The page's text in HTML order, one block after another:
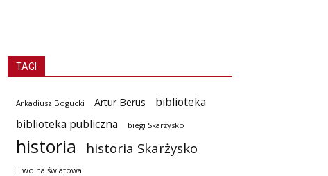
TAGI
Arkadiusz Bogucki Artur Berus
biblioteka
biblioteka publiczna
biegi Skarżysko
historia historia Skarżysko
II wojna światowa